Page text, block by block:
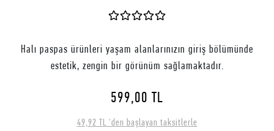
Halı paspas ürünleri yaşam alanlarınızın giriş bölümünde
estetik, zengin bir görünüm sağlamaktadır.
599,00 TL
49,92 TL 'den başlayan taksitlerle